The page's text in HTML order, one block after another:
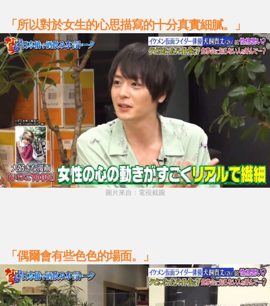
「所以對於女生的心思描寫的十分真實細膩。」
圖片來自：電視截圖
「偶爾會有些色色的場面。」